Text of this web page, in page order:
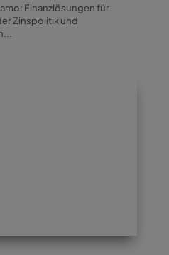
Finanzlösungen für
Zinspolitik und